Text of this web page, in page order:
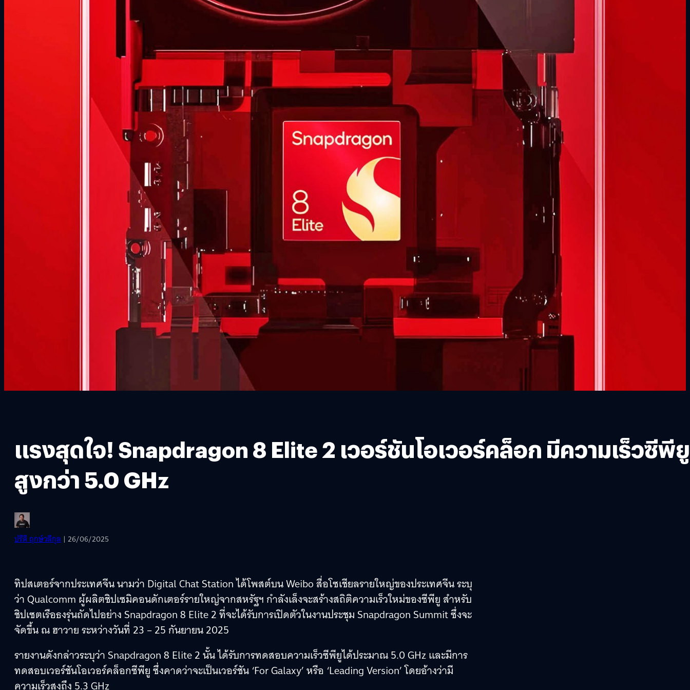
แรงสุดใจ! Snapdragon 8 Elite 2 เวอร์ชันโอเวอร์คล็อก มีความเร็วซีพียู
สูงกว่า 5.0 GHz
ปรีดี ฤกษ์วลีกุล | 26/06/2025
ทิปสเตอร์จากประเทศจีน นามว่า Digital Chat Station ได้โพสต์บน Weibo สื่อโซเชียลรายใหญ่ของประเทศจีน ระบุ
ว่า Qualcomm ผู้ผลิตชิปเซมิคอนดักเตอร์รายใหญ่จากสหรัฐฯ กำลังเล็งจะสร้างสถิติความเร็วใหม่ของซีพียู สำหรับ
ชิปเซตเรือธงรุ่นถัดไปอย่าง Snapdragon 8 Elite 2 ที่จะได้รับการเปิดตัวในงานประชุม Snapdragon Summit ซึ่งจะ
จัดขึ้น ณ ฮาวาย ระหว่างวันที่ 23 – 25 กันยายน 2025
รายงานดังกล่าวระบุว่า Snapdragon 8 Elite 2 นั้น ได้รับการทดสอบความเร็วซีพียูได้ประมาณ 5.0 GHz และมีการ
ทดสอบเวอร์ชันโอเวอร์คล็อกซีพียู ซึ่งคาดว่าจะเป็นเวอร์ชัน ‘For Galaxy’ หรือ ‘Leading Version’ โดยอ้างว่ามี
ความเร็วสูงถึง 5.3 GHz